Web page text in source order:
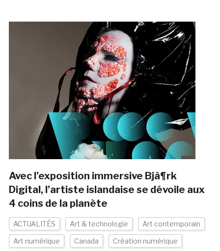
Avec l’exposition immersive Bjà¶rk
Digital, l’artiste islandaise se dévoile aux
4 coins de la planète
ACTUALITÉS Art & technologie Art contemporain
Art numérique Canada Création numérique